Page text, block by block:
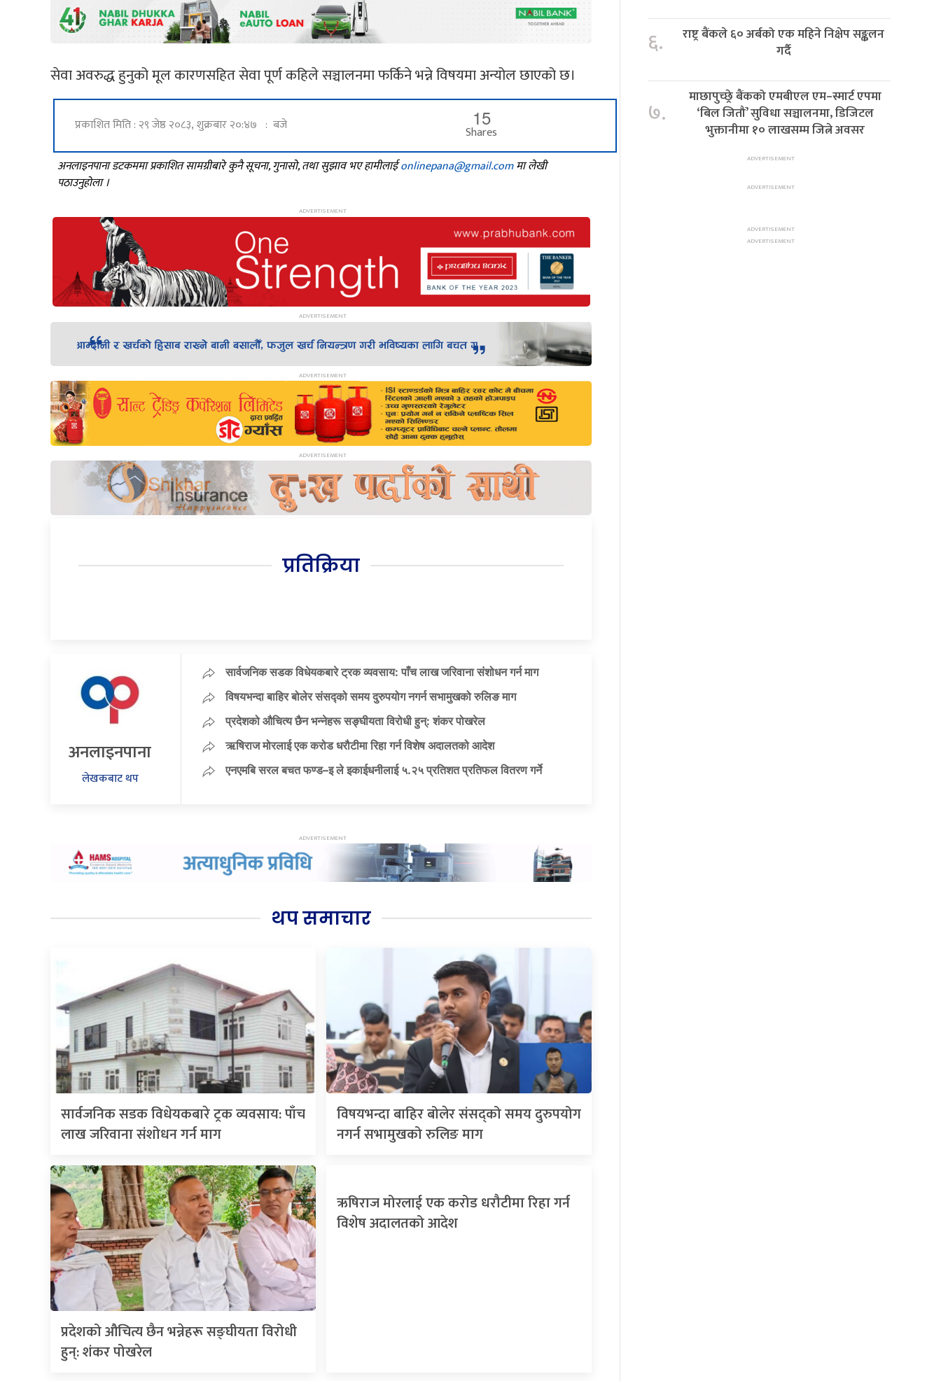
सेवा अवरुद्ध हुनुको मूल कारणसहित सेवा पूर्ण कहिले सञ्चालनमा फर्किने भन्ने विषयमा अन्योल छाएको छ।
प्रकाशित मिति : २९ जेष्ठ २०८३, शुक्रबार २०:४७ : बजे 15
Shares
अनलाइनपाना डटकममा प्रकाशित सामग्रीबारे कुनै सूचना, गुनासो, तथा सुझाव भए हामीलाईonlinepana@gmail.comमा लेखी
पठाउनुहोला ।
प्रतिक्रिया
अनलाइनपाना
लेखकबाट थप
सार्वजनिक सडक विधेयकबारे ट्रक व्यवसाय: पाँच लाख जरिवाना संशोधन गर्न माग
विषयभन्दा बाहिर बोलेर संसद्को समय दुरुपयोग नगर्न सभामुखको रुलिङ माग
प्रदेशको औचित्य छैन भन्नेहरू सङ्घीयता विरोधी हुन्: शंकर पोखरेल
ऋषिराज मोरलाई एक करोड धरौटीमा रिहा गर्न विशेष अदालतको आदेश
एनएमबि सरल बचत फण्ड–इ ले इकाईधनीलाई ५.२५ प्रतिशत प्रतिफल वितरण गर्ने
थप समाचार
सार्वजनिक सडक विधेयकबारे ट्रक व्यवसाय: पाँच
लाख जरिवाना संशोधन गर्न माग
विषयभन्दा बाहिर बोलेर संसद्को समय दुरुपयोग
नगर्न सभामुखको रुलिङ माग
प्रदेशको औचित्य छैन भन्नेहरू सङ्घीयता विरोधी
हुन्: शंकर पोखरेल
ऋषिराज मोरलाई एक करोड धरौटीमा रिहा गर्न
विशेष अदालतको आदेश
६.
राष्ट्र बैंकले ६० अर्बको एक महिने निक्षेप सङ्कलन
गर्दै
७.
माछापुच्छ्रे बैंकको एमबीएल एम–स्मार्ट एपमा
‘बिल जितौं’ सुविधा सञ्चालनमा, डिजिटल
भुक्तानीमा १० लाखसम्म जित्ने अवसर